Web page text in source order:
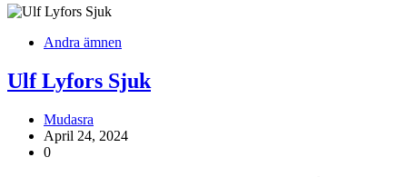
Andra ämnen
Ulf Lyfors Sjuk
Mudasra
April 24, 2024
0